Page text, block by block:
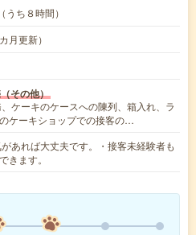
ち８時間）
月更新）
その他）
ケーキのケースへの陳列、箱入れ、ラ
ケーキショップでの接客の…
あれば大丈夫です。・接客未経験者も
きます。